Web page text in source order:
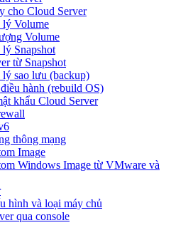
cho Cloud Server
lý Volume
Volume
Snapshot
từ Snapshot
lý sao lưu (backup)
hành (rebuild OS)
khẩu Cloud Server
thông mạng
Image
Windows Image từ VMware và
hình và loại máy chủ
qua console